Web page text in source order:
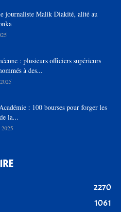
journaliste Malik Diakité, alité au
: plusieurs officiers supérieurs
à des...
: 100 bourses pour forger les
la...
2025
2270
1061